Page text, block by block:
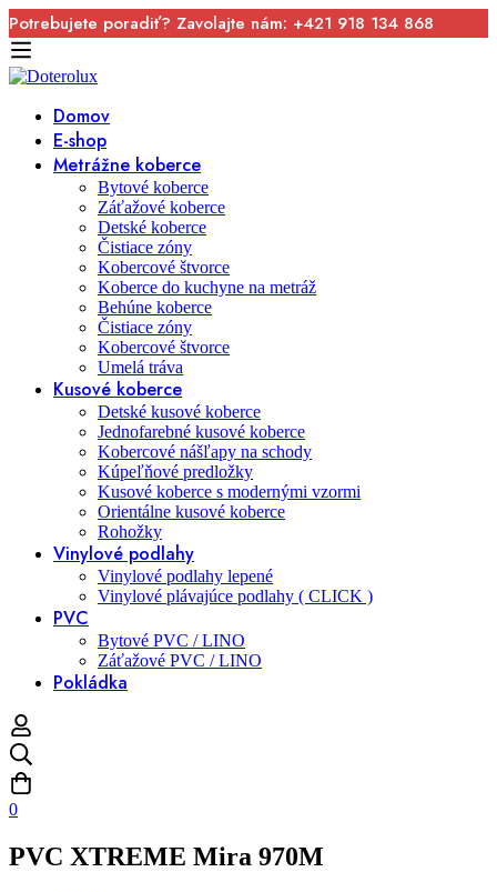
Potrebujete poradiť? Zavolajte nám: +421 918 134 868
Domov
E-shop
Metrážne koberce
Bytové koberce
Záťažové koberce
Detské koberce
Čistiace zóny
Kobercové štvorce
Koberce do kuchyne na metráž
Behúne koberce
Čistiace zóny
Kobercové štvorce
Umelá tráva
Kusové koberce
Detské kusové koberce
Jednofarebné kusové koberce
Kobercové nášľapy na schody
Kúpeľňové predložky
Kusové koberce s modernými vzormi
Orientálne kusové koberce
Rohožky
Vinylové podlahy
Vinylové podlahy lepené
Vinylové plávajúce podlahy ( CLICK )
PVC
Bytové PVC / LINO
Záťažové PVC / LINO
Pokládka
0
PVC XTREME Mira 970M